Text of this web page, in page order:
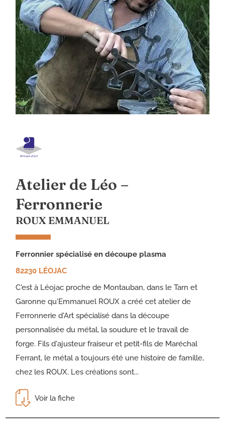
Atelier de Léo –
Ferronnerie
ROUX EMMANUEL
ferronnier spécialisé en découpe plasma
82230 LÉOJAC
C'est à Léojac proche de Montauban, dans le Tarn et
Garonne qu'Emmanuel ROUX a créé cet atelier de
Ferronnerie d'Art spécialisé dans la découpe
personnalisée du métal, la soudure et le travail de
forge. Fils d'ajusteur fraiseur et petit-fils de Maréchal
Ferrant, le métal a toujours été une histoire de famille,
chez les ROUX. Les créations sont...
Voir la fiche